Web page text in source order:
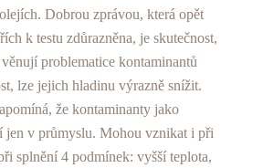
Dobrou zprávou, která opět
k testu zdůrazněna, je skutečnost,
problematice kontaminantů
lze jejich hladinu výrazně snížit.
že kontaminanty jako
v průmyslu. Mohou vznikat i při
splnění 4 podmínek: vyšší teplota,